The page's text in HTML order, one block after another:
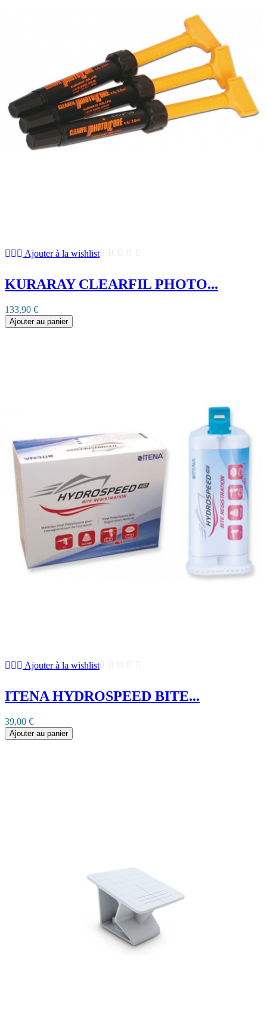
Ajouter à la wishlist
KURARAY CLEARFIL PHOTO...
133,90 €
Ajouter au panier
Ajouter à la wishlist
ITENA HYDROSPEED BITE...
39,00 €
Ajouter au panier